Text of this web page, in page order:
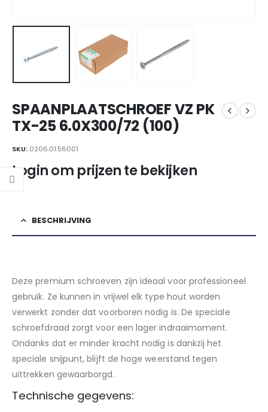
SPAANPLAATSCHROEF VZ PK
TX-25 6.0X300/72 (100)
SKU: 0206.01.56001
Login om prijzen te bekijken
BESCHRIJVING
Deze premium schroeven zijn ideaal voor professioneel
gebruik. Ze kunnen in vrijwel elk type hout worden
verwerkt zonder dat voorboren nodig is. De speciale
schroefdraad zorgt voor een lager indraaimoment.
Ondanks dat er minder kracht nodig is dankzij het
speciale snijpunt, blijft de hoge weerstand tegen
uittrekken gewaarborgd.
Technische gegevens: